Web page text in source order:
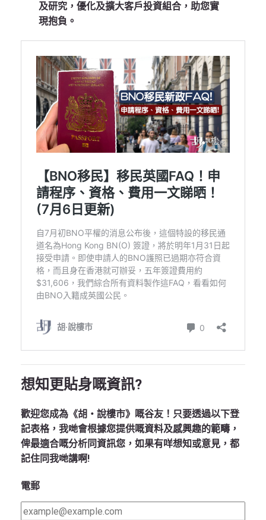
及研究，優化及擴大客戶投資組合，助您實
現抱負。
想知更貼身嘅資訊?
歡迎您成為《胡‧說樓市》嘅谷友！只要透過以下登
記表格，我哋會根據您提供嘅資料及感興趣的範疇，
俾最適合嘅分析同資訊您，如果有咩想知或意見，都
記住同我哋講啊!
電郵